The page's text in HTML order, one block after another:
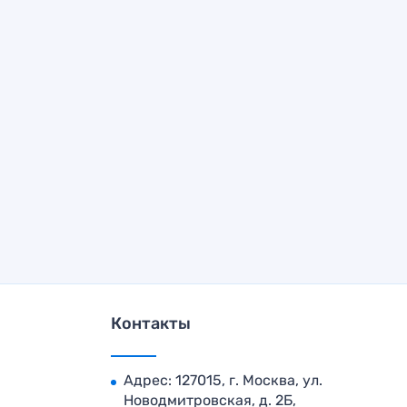
Контакты
Адрес: 127015, г. Москва, ул.
Новодмитровская, д. 2Б,